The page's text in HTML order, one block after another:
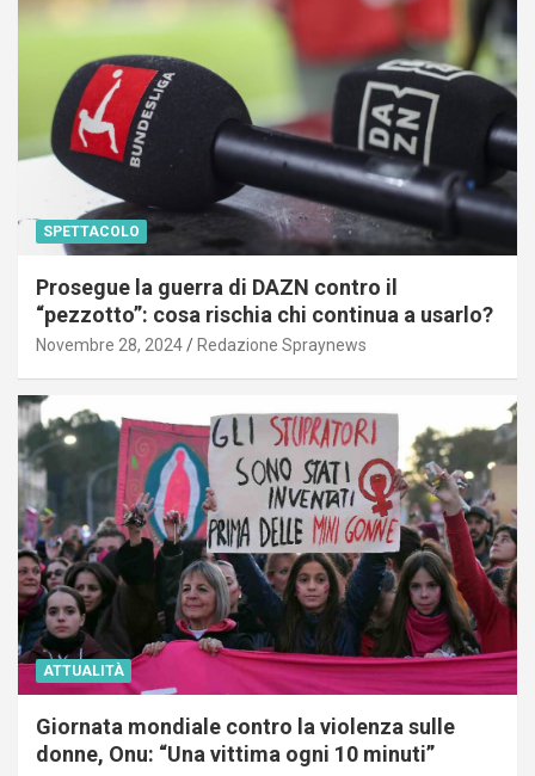
SPETTACOLO
Prosegue la guerra di DAZN contro il
“pezzotto”: cosa rischia chi continua a usarlo?
Novembre 28, 2024 Redazione Spraynews
ATTUALITÀ
Giornata mondiale contro la violenza sulle
donne, Onu: “Una vittima ogni 10 minuti”